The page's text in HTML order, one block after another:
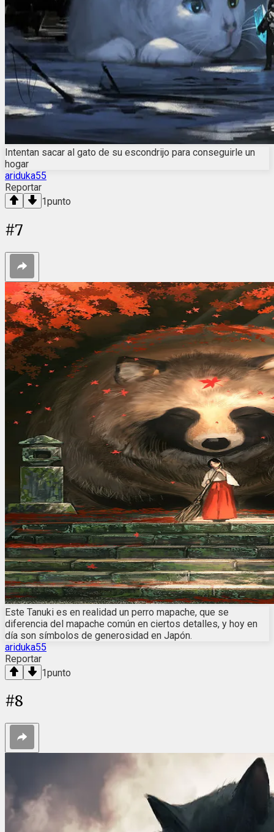
Intentan sacar al gato de su escondrijo para conseguirle un
hogar
ariduka55
Reportar
1punto
#7
Este Tanuki es en realidad un perro mapache, que se
diferencia del mapache común en ciertos detalles, y hoy en
día son símbolos de generosidad en Japón.
ariduka55
Reportar
1punto
#8